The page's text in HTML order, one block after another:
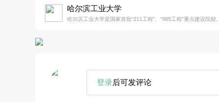
哈尔滨工业大学
哈尔滨工业大学是国家首批“211工程”、“985工程”重点建设院校。
登录后可发评论